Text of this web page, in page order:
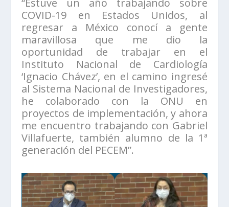
“Estuve un año trabajando sobre
COVID-19 en Estados Unidos, al
regresar a México conocí a gente
maravillosa que me dio la
oportunidad de trabajar en el
Instituto Nacional de Cardiología
‘Ignacio Chávez’, en el camino ingresé
al Sistema Nacional de Investigadores,
he colaborado con la ONU en
proyectos de implementación, y ahora
me encuentro trabajando con Gabriel
Villafuerte, también alumno de la 1ª
generación del PECEM”.